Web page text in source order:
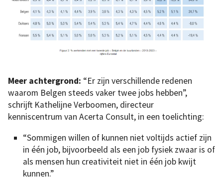
Meer achtergrond: “Er zijn verschillende redenen
waarom Belgen steeds vaker twee jobs hebben”,
schrijft Kathelijne Verboomen, directeur
kenniscentrum van Acerta Consult, in een toelichting:
“Sommigen willen of kunnen niet voltijds actief zijn
in één job, bijvoorbeeld als een job fysiek zwaar is of
als mensen hun creativiteit niet in één job kwijt
kunnen.”